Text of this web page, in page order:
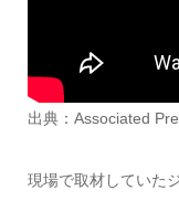
出典：Associated
現場で取材していた